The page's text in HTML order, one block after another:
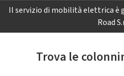
Il servizio di mobilità elettrica è
Road
Trova le